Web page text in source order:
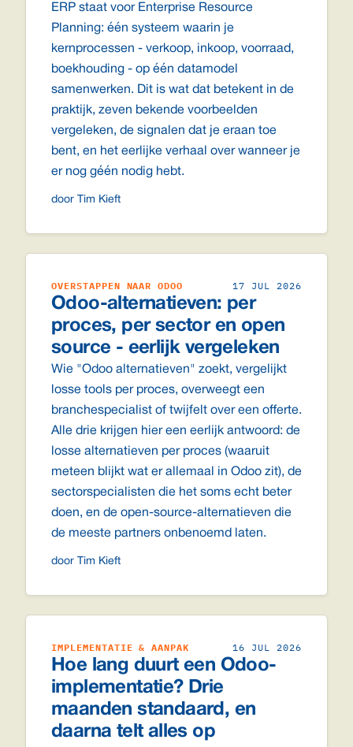
ERP staat voor Enterprise Resource
Planning: één systeem waarin je
kernprocessen - verkoop, inkoop, voorraad,
boekhouding - op één datamodel
samenwerken. Dit is wat dat betekent in de
praktijk, zeven bekende voorbeelden
vergeleken, de signalen dat je eraan toe
bent, en het eerlijke verhaal over wanneer je
er nog géén nodig hebt.
door Tim Kieft
OVERSTAPPEN NAAR ODOO 17 JUL 2026
Odoo-alternatieven: per
proces, per sector en open
source - eerlijk vergeleken
Wie "Odoo alternatieven" zoekt, vergelijkt
losse tools per proces, overweegt een
branchespecialist of twijfelt over een offerte.
Alle drie krijgen hier een eerlijk antwoord: de
losse alternatieven per proces (waaruit
meteen blijkt wat er allemaal in Odoo zit), de
sectorspecialisten die het soms echt beter
doen, en de open-source-alternatieven die
de meeste partners onbenoemd laten.
door Tim Kieft
IMPLEMENTATIE & AANPAK 16 JUL 2026
Hoe lang duurt een Odoo-
implementatie? Drie
maanden standaard, en
daarna telt alles op